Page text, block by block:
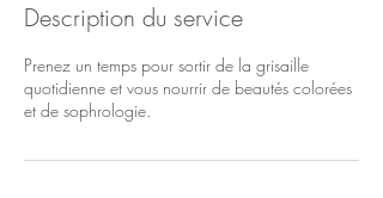
Description du service
Prenez un temps pour sortir de la grisaille
quotidienne et vous nourrir de beautés colorées
et de sophrologie.